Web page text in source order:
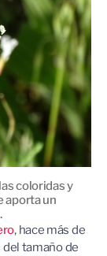
coloridas y
aporta un
, hace más de
tamaño de